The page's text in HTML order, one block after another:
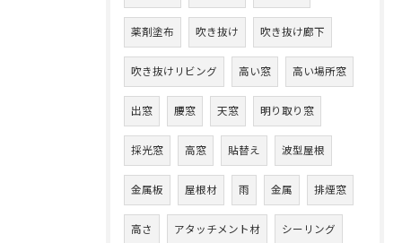
薬剤塗布 吹き抜け 吹き抜け廊下
吹き抜けリビング 高い窓 高い場所窓
出窓 腰窓 天窓 明り取り窓
採光窓 高窓 貼替え 波型屋根
金属板 屋根材 雨 金属 排煙窓
高さ アタッチメント材 シーリング